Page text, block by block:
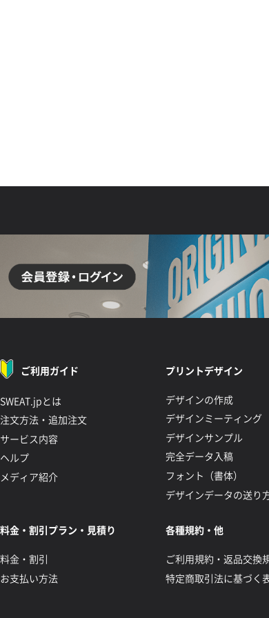
ご利用ガイド
SWEAT.jpとは
注文方法・追加注文
サービス内容
ヘルプ
メディア紹介
プリントデザイン
デザインの作成
デザインミーティング
デザインサンプル
完全データ入稿
フォント（書体）
デザインデータの送り
料金・割引プラン・見積り
料金・割引
お支払い方法
各種規約・他
ご利用規約・返品交換
特定商取引法に基づく